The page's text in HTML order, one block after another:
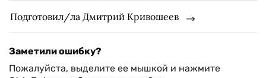
Подготовил/ла Дмитрий Кривошеев
Заметили ошибку?
Пожалуйста, выделите ее мышкой и нажмите